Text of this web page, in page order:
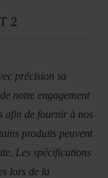
2
précision sa
notre engagement
afin de fournir à nos
produits peuvent
Les spécifications
lors de la